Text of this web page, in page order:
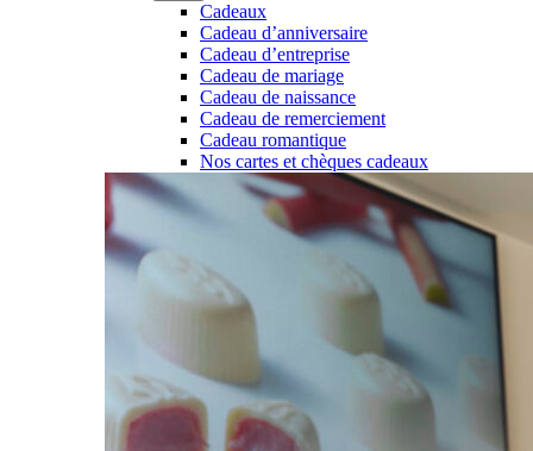
Cadeaux
Cadeau d’anniversaire
Cadeau d’entreprise
Cadeau de mariage
Cadeau de naissance
Cadeau de remerciement
Cadeau romantique
Nos cartes et chèques cadeaux